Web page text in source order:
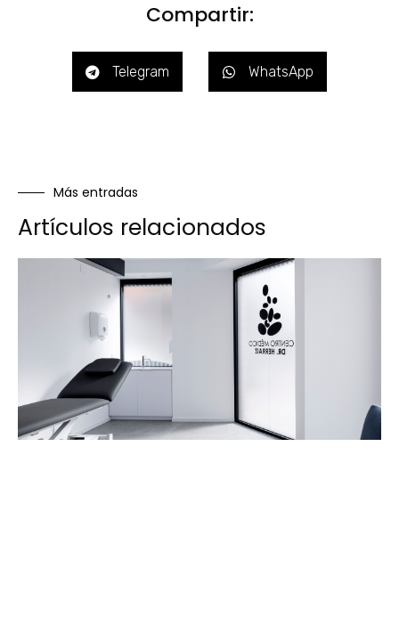
Compartir:
Telegram WhatsApp
Más entradas
Artículos relacionados